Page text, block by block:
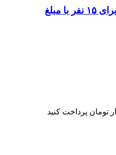
۴-بوتاکس درماتوکس خرید برای ۱۵ نفر با مبلغ